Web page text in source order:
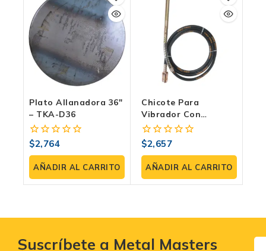
Plato Allanadora 36″
– TKA-D36
0
fuera
de
5
$2,764
AÑADIR AL CARRITO
Chicote Para
Vibrador Con
Encastre Tipo
Dynapack – TKA-
VPS38
0
fuera
de
5
$2,657
AÑADIR AL CARRITO
Suscríbete a Metal Masters